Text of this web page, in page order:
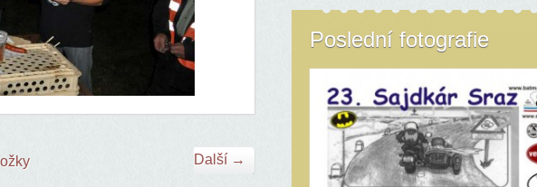
Další →
Poslední fotografie